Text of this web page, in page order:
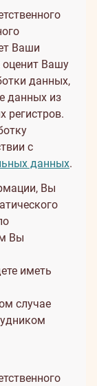
Ваши
оценит Вашу
данных,
данных из
регистров.
с
данных.
Вы
Вы
иметь
случае